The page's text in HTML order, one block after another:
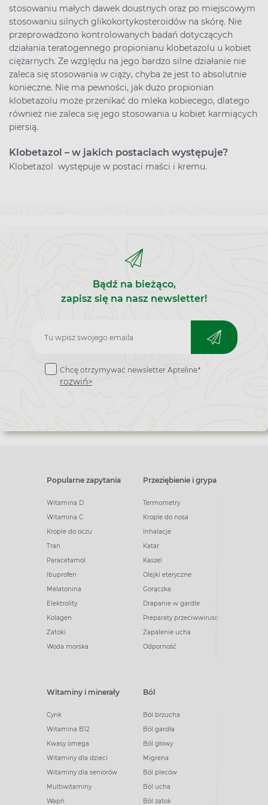
stosowaniu małych dawek doustnych oraz po miejscowym
stosowaniu silnych glikokortykosteroidów na skórę. Nie
przeprowadzono kontrolowanych badań dotyczących
działania teratogennego propionianu klobetazolu u kobiet
ciężarnych. Ze względu na jego bardzo silne działanie nie
zaleca się stosowania w ciąży, chyba że jest to absolutnie
konieczne. Nie ma pewności, jak dużo propionian
klobetazolu może przenikać do mleka kobiecego, dlatego
również nie zaleca się jego stosowania u kobiet karmiących
piersią.
Klobetazol – w jakich postaciach występuje?
Klobetazol występuje w postaci maści i kremu.
Bądź na bieżąco,
zapisz się na nasz newsletter!
Zapisz
do
newslettera
Chcę otrzymywać newsletter Apteline*
rozwiń>
Popularne zapytania
Witamina D
Witamina C
Krople do oczu
Tran
Paracetamol
Ibuprofen
Melatonina
Elektrolity
Kolagen
Zatoki
Woda morska
Przeziębienie i grypa
Termometry
Krople do nosa
Inhalacje
Katar
Kaszel
Olejki eteryczne
Gorączka
Drapanie w gardle
Preparaty przeciwwirusowe
Zapalenie ucha
Odporność
Witaminy i minerały
Cynk
Witamina B12
Kwasy omega
Witaminy dla dzieci
Witaminy dla seniorów
Multiwitaminy
Wapń
Ból
Ból brzucha
Ból gardła
Ból głowy
Migrena
Ból pleców
Ból ucha
Ból zatok